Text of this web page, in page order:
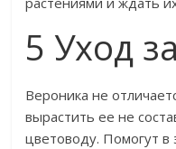
5 Уход
Вероника не
вырастить ее не
цветоводу. Помогут